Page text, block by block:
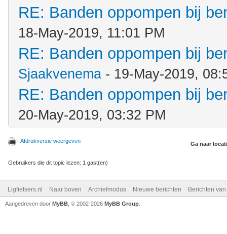
RE: Banden oppompen bij
18-May-2019, 11:01 PM
RE: Banden oppompen bij
Sjaakvenema - 19-May-2019,
RE: Banden oppompen bij
20-May-2019, 03:32 PM
Afdrukversie weergeven Ga naar
Gebruikers die dit topic lezen: 1 gast(en)
Ligfietsers.nl Naar boven Archiefmodus Nieuwe berichten Berichten
Aangedreven door MyBB , © 2002-2026 MyBB Group